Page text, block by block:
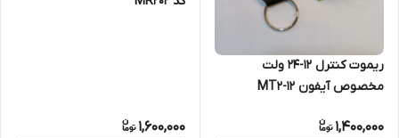
ریموت کنترل 12-24 ولت
مخصوص آیفون MT2-12
1,400,000
1,600,000